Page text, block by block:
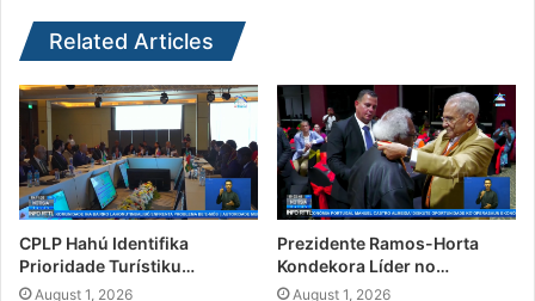
Related Articles
CPLP Hahú Identifika
Prioridade Turístiku…
August 1, 2026
Prezidente Ramos-Horta
Kondekora Líder no…
August 1, 2026